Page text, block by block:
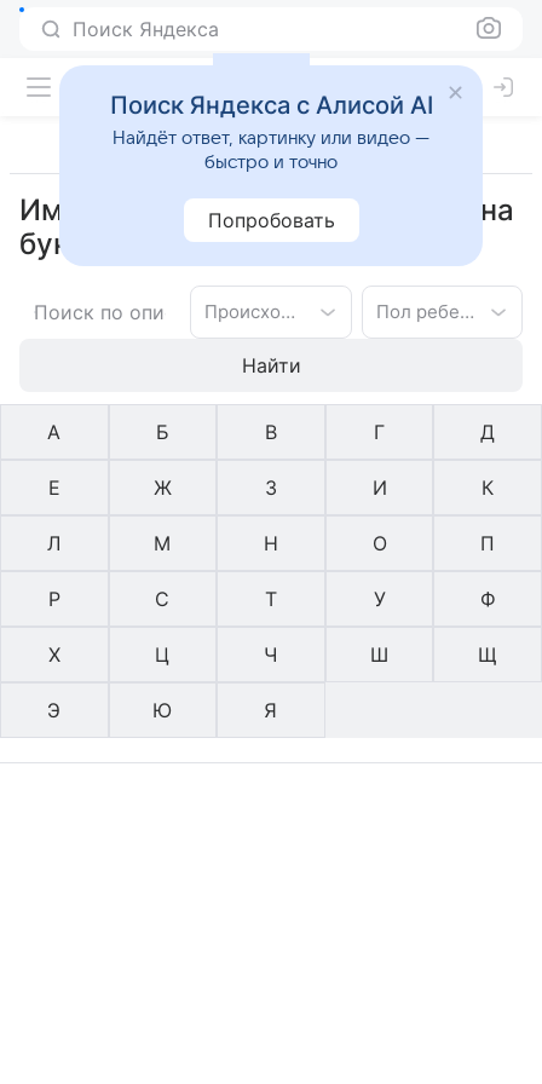
Поиск Яндекса
Имена библейское для девочек на
букву Ц
Происхождение имени Пол ребенка
Найти
А Б В Г Д
Е Ж З И К
Л М Н О П
Р С Т У Ф
Х Ц Ч Ш Щ
Э Ю Я
Поиск Яндекса с Алисой AI
Найдёт ответ, картинку или видео —
быстро и точно
Попробовать